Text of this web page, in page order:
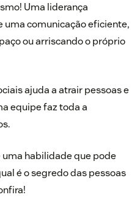
Uma liderança
uma comunicação eficiente,
ou arriscando o próprio
ajuda a atrair pessoas e
equipe faz toda a
uma habilidade que pode
é o segredo das pessoas